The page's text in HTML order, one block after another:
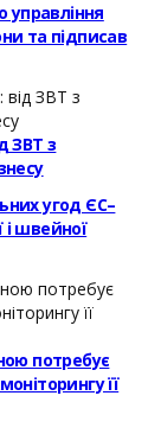
управління
та підписав
ЗВТ з
угод ЄС–
і швейної
потребує
її